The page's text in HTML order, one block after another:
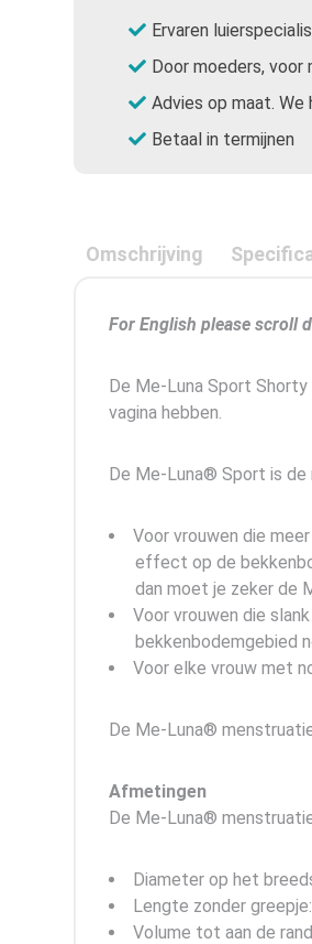
Ervaren
Door moeders, voor
Advies op maat. We
Betaal in termijnen
Omschrijving
For English please scroll
De Me-Luna Sport
vagina hebben.
De Me-Luna® Sport is
Voor vrouwen die
effect op de
dan moet je zeker de
Voor vrouwen die
bekkenbodemgebied
Voor elke vrouw met
De Me-Luna®
Afmetingen
De Me-Luna®
Diameter op het
Lengte zonder
Volume tot aan de